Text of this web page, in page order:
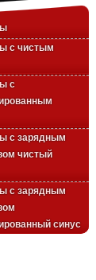
с чистым
с
с зарядным
чистый
с зарядным
синус